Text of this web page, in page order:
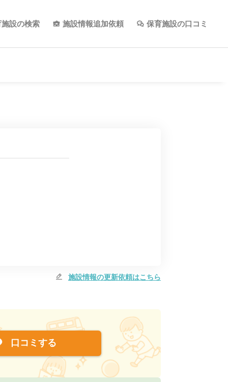
設の検索 施設情報追加依頼 保育施設の口コミ
施設情報の更新依頼はこちら
口コミする